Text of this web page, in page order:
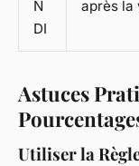
N
DI
après la
Astuces
Utiliser la